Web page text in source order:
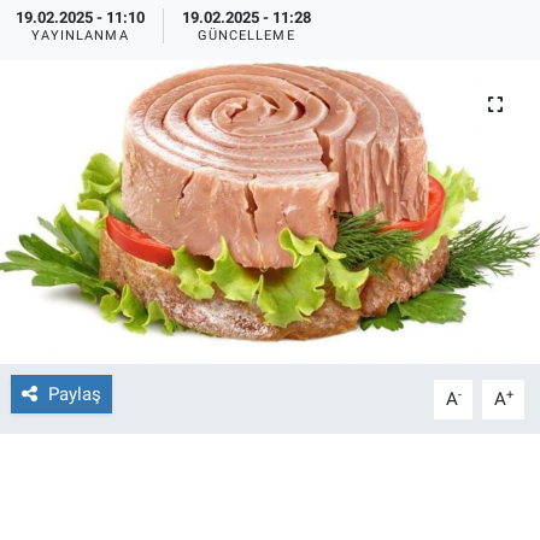
19.02.2025 - 11:10
YAYINLANMA
19.02.2025 - 11:28
GÜNCELLEME
Paylaş A- A+
Ege'den Esintiler
Eğitim
Eğlence
Ekonomi
Forum
Gün Başlıyor
İletişim